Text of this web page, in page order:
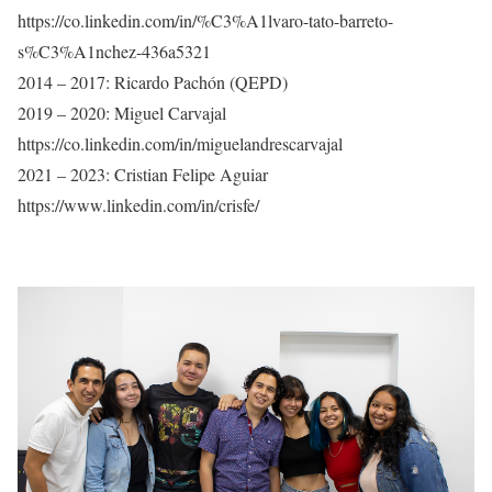
https://co.linkedin.com/in/%C3%A1lvaro-tato-barreto-
s%C3%A1nchez-436a5321
2014 – 2017: Ricardo Pachón (QEPD)
2019 – 2020: Miguel Carvajal
https://co.linkedin.com/in/miguelandrescarvajal
2021 – 2023: Cristian Felipe Aguiar
https://www.linkedin.com/in/crisfe/